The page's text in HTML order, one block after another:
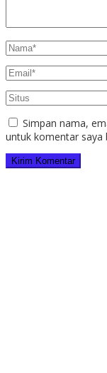
Simpan nama,
untuk komentar saya